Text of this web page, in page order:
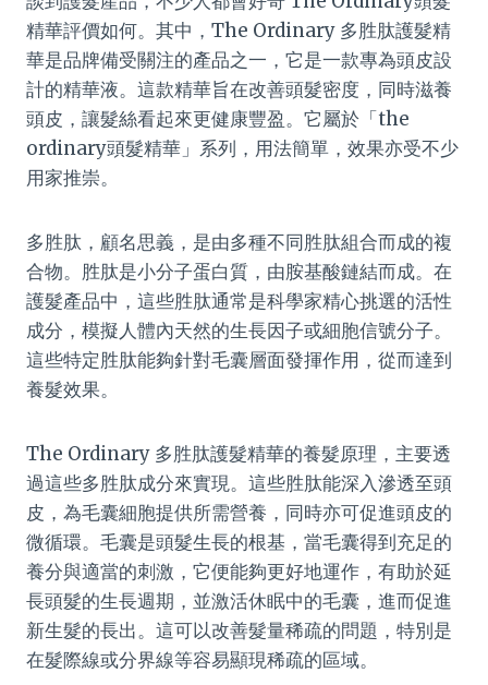
精華評價如何。其中，The Ordinary 多胜肽護髮精
華是品牌備受關注的產品之一，它是一款專為頭皮設
計的精華液。這款精華旨在改善頭髮密度，同時滋養
頭皮，讓髮絲看起來更健康豐盈。它屬於「the
ordinary頭髮精華」系列，用法簡單，效果亦受不少
用家推崇。
多胜肽，顧名思義，是由多種不同胜肽組合而成的複
合物。胜肽是小分子蛋白質，由胺基酸鏈結而成。在
護髮產品中，這些胜肽通常是科學家精心挑選的活性
成分，模擬人體內天然的生長因子或細胞信號分子。
這些特定胜肽能夠針對毛囊層面發揮作用，從而達到
養髮效果。
The Ordinary 多胜肽護髮精華的養髮原理，主要透
過這些多胜肽成分來實現。這些胜肽能深入滲透至頭
皮，為毛囊細胞提供所需營養，同時亦可促進頭皮的
微循環。毛囊是頭髮生長的根基，當毛囊得到充足的
養分與適當的刺激，它便能夠更好地運作，有助於延
長頭髮的生長週期，並激活休眠中的毛囊，進而促進
新生髮的長出。這可以改善髮量稀疏的問題，特別是
在髮際線或分界線等容易顯現稀疏的區域。